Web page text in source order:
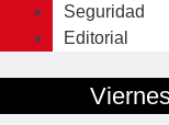
Seguridad
Editorial